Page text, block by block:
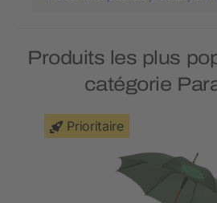
Produits les plus
catégorie
Prioritaire